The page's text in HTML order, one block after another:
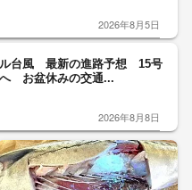
2026年8月5日
ル台風 最新の進路予想 15号
お盆休みの交通...
2026年8月8日